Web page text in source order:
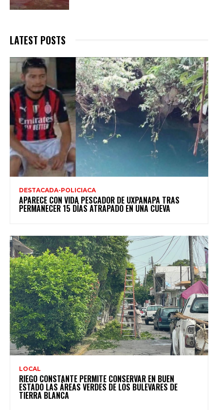
LATEST POSTS
DESTACADA-POLICIACA
APARECE CON VIDA PESCADOR DE UXPANAPA TRAS
PERMANECER 15 DÍAS ATRAPADO EN UNA CUEVA
LOCAL
RIEGO CONSTANTE PERMITE CONSERVAR EN BUEN
ESTADO LAS ÁREAS VERDES DE LOS BULEVARES DE
TIERRA BLANCA